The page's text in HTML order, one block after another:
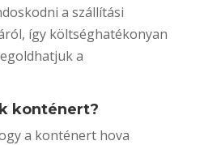
a szállítási
így költséghatékonyan
a
konténert?
a konténert hova